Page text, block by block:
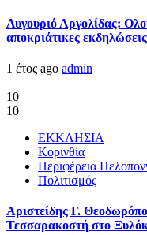
Λυγουριό Αργολίδας:
αποκριάτικες
1 έτος ago admin
10
10
ΕΚΚΛΗΣΙΑ
Κορινθία
Περιφέρεια
Πολιτισμός
Αριστείδης Γ.
Τεσσαρακοστή στο